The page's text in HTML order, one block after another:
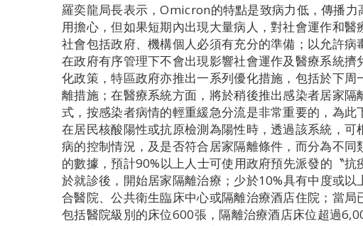
羅奕龍局長表示，Omicron的特點是致病力低，傳播力
用擔心，但如果短期內出現大量病人，對社會運作和
社會包括政府、機構個人必須有充分的準備；以允許病
在政府有序管理下不會出現影響社會運作及醫療系統擠
化政策，特區政府亦推出一系列優化措施，包括於下周
離措施；在醫療系統方面，將於稍後推出感染者居家隔
式，按感染者病情的輕重緩急分流是非常重要的，為此
在居民核酸陽性或抗原檢測為陽性時，透過該系統，可
病的控制情況，及是否符合居家隔離條件，而分為不
的數據，預計90%以上人士可使用政府預先派發的〝
於就診後，開始居家隔離治療；少於10%具有中度或
合醫院、公共衛生臨床中心或隔離治療酒店住院；當局
包括醫院級別的床位600張，隔離治療酒店床位超過